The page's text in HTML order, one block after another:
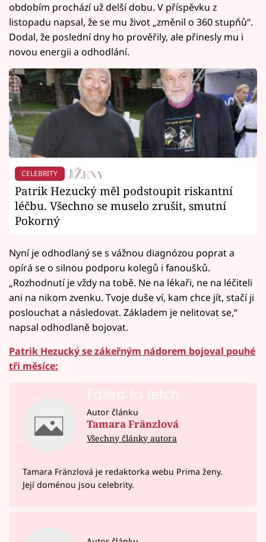
obdobím prochází už delší dobu. V příspěvku z
listopadu napsal, že se mu život „změnil o 360 stupňů“.
Dodal, že poslední dny ho prověřily, ale přinesly mu i
novou energii a odhodlání.
CELEBRITY
Patrik Hezucký měl podstoupit riskantní
léčbu. Všechno se muselo zrušit, smutní
Pokorný
Nyní je odhodlaný se s vážnou diagnózou poprat a
opírá se o silnou podporu kolegů i fanoušků.
„Rozhodnutí je vždy na tobě. Ne na lékaři, ne na léčiteli
ani na nikom zvenku. Tvoje duše ví, kam chce jít, stačí ji
poslouchat a následovat. Základem je nelitovat se,“
napsal odhodlaně bojovat.
Patrik Hezucký se zákeřným nádorem bojoval pouhé
tři měsíce:
Failed to fetch
Autor článku
Tamara Fränzlová
Všechny články autora
Tamara Fränzlová je redaktorka webu Prima ženy.
Její doménou jsou celebrity.